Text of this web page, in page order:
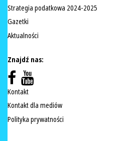
Strategia podatkowa 2024-2025
Gazetki
Aktualności
Znajdź nas:
Kontakt
Kontakt dla mediów
Polityka prywatności